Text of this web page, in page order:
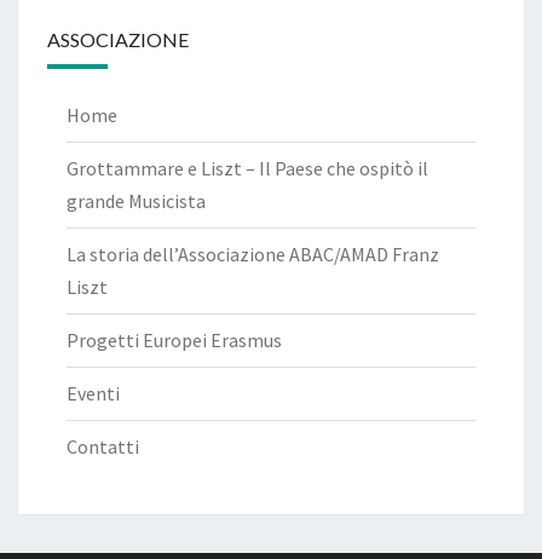
ASSOCIAZIONE
Home
Grottammare e Liszt – Il Paese che ospitò il
grande Musicista
La storia dell’Associazione ABAC/AMAD Franz
Liszt
Progetti Europei Erasmus
Eventi
Contatti